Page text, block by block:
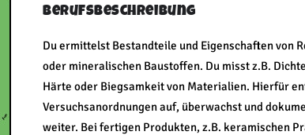
Berufsbeschreibung
Du ermittelst Bestandteile und Eigenschaften von
oder mineralischen Baustoffen. Du misst z.B.
Härte oder Biegsamkeit von Materialien. Hierfür
Versuchsanordnungen auf, überwachst und
weiter. Bei fertigen Produkten, z.B. keramischen